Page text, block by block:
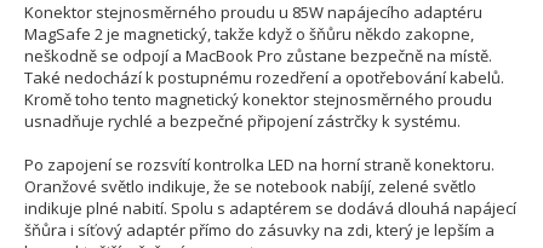
Konektor stejnosměrného proudu u 85W napájecího adaptéru
MagSafe 2 je magnetický, takže když o šňůru někdo zakopne,
neškodně se odpojí a MacBook Pro zůstane bezpečně na místě.
Také nedochází k postupnému rozedření a opotřebování kabelů.
Kromě toho tento magnetický konektor stejnosměrného proudu
usnadňuje rychlé a bezpečné připojení zástrčky k systému.
Po zapojení se rozsvítí kontrolka LED na horní straně konektoru.
Oranžové světlo indikuje, že se notebook nabíjí, zelené světlo
indikuje plné nabití. Spolu s adaptérem se dodává dlouhá napájecí
šňůra i síťový adaptér přímo do zásuvky na zdi, který je lepším a